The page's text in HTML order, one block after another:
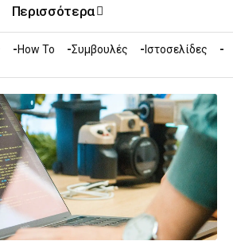
Περισσότερα
How To Συμβουλές
Ιστοσελίδες